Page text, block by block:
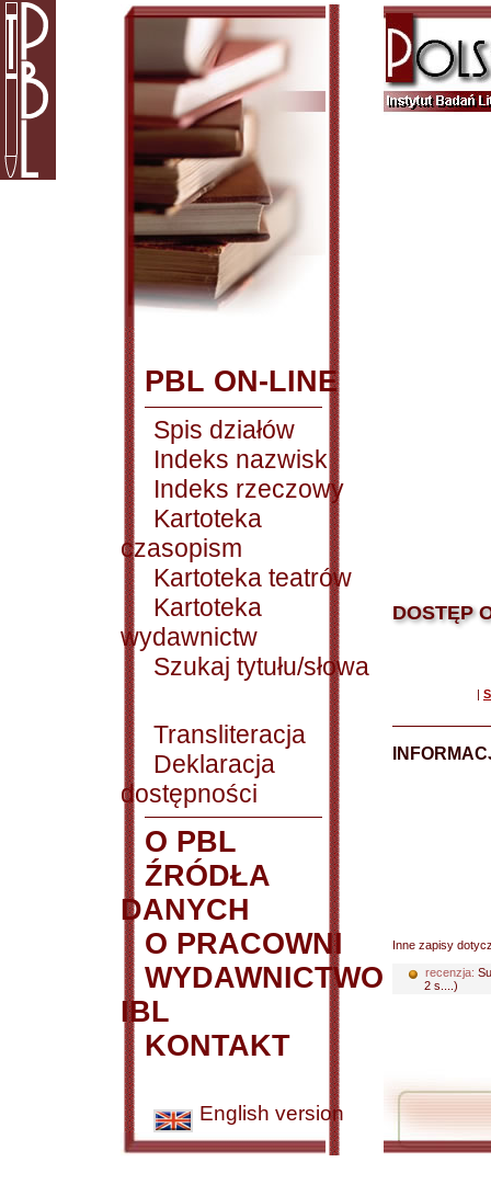
PBL ON-LINE
Spis działów
Indeks nazwisk
Indeks rzeczowy
Kartoteka
czasopism
Kartoteka teatrów
Kartoteka
wydawnictw
Szukaj tytułu/słowa
Transliteracja
Deklaracja
dostępności
O PBL
ŹRÓDŁA
DANYCH
O PRACOWNI
WYDAWNICTWO
IBL
KONTAKT
English version
DOSTĘP
|
Inne zapisy
recenzja:
2 s....)